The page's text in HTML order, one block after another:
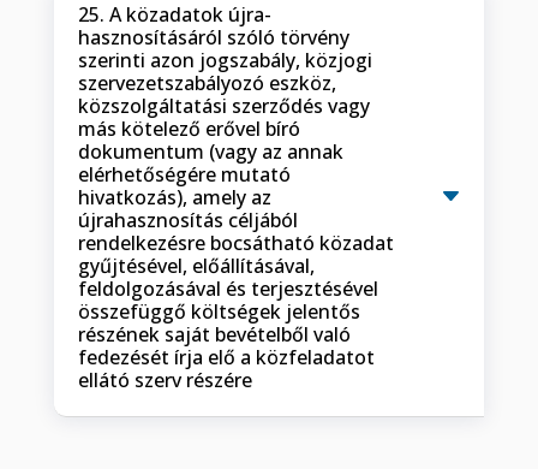
25. A közadatok újra-
hasznosításáról szóló törvény
szerinti azon jogszabály, közjogi
szervezetszabályozó eszköz,
közszolgáltatási szerződés vagy
más kötelező erővel bíró
dokumentum (vagy az annak
elérhetőségére mutató
hivatkozás), amely az
újrahasznosítás céljából
rendelkezésre bocsátható közadat
gyűjtésével, előállításával,
feldolgozásával és terjesztésével
összefüggő költségek jelentős
részének saját bevételből való
fedezését írja elő a közfeladatot
ellátó szerv részére